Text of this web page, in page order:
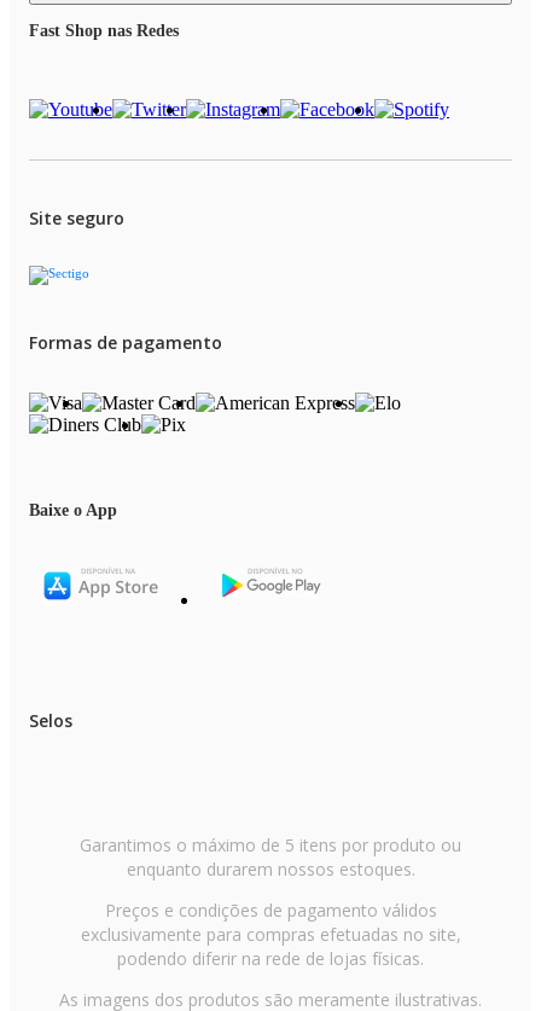
Fast Shop nas Redes
Site seguro
Formas de pagamento
Baixe o App
Selos
Garantimos o máximo de 5 itens por produto ou
enquanto durarem nossos estoques.
Preços e condições de pagamento válidos
exclusivamente para compras efetuadas no site,
podendo diferir na rede de lojas físicas.
As imagens dos produtos são meramente ilustrativas.